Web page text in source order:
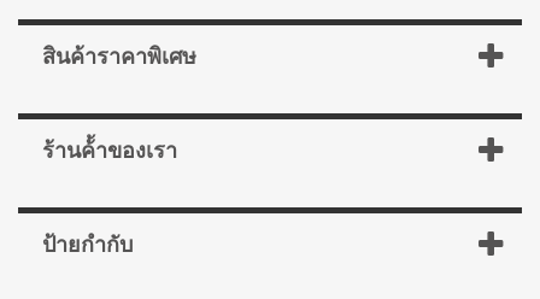
สินค้าราคาพิเศษ
ร้านค้้าของเรา
ป้ายกำกับ